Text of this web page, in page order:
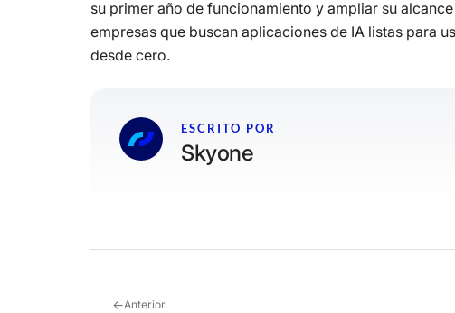
su primer año de funcionamiento y ampliar su
empresas que buscan aplicaciones de IA listas para
desde cero.
ESCRITO POR
Skyone
←Anterior